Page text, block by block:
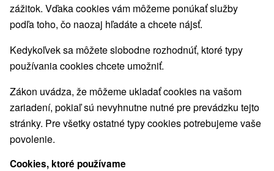
Vyberte lokalitu alebo termín
Najpredávanejšie
Obce a mesta
pobyty pre dvoch
zážitok. Vďaka cookies vám môžeme ponúkať služby
podľa toho, čo naozaj hľadáte a chcete nájsť.
Kedykoľvek sa môžete slobodne rozhodnúť, ktoré typy
používania cookies chcete umožniť.
Zákon uvádza, že môžeme ukladať cookies na vašom
zariadení, pokiaľ sú nevyhnutne nutné pre prevádzku tejto
stránky. Pre všetky ostatné typy cookies potrebujeme vaše
povolenie.
Cookies, ktoré používame